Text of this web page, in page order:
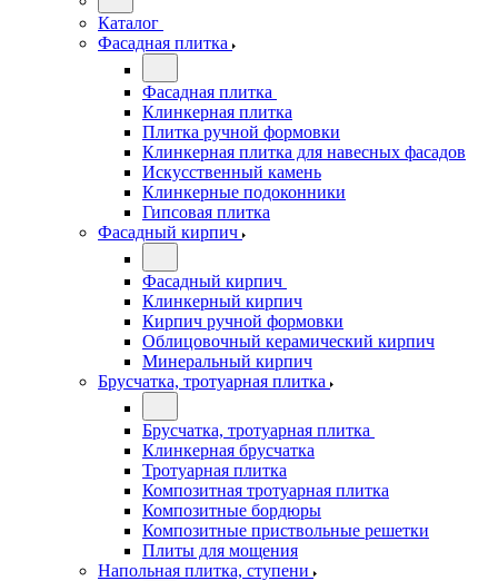
Каталог
Фасадная плитка
Фасадная плитка
Клинкерная плитка
Плитка ручной формовки
Клинкерная плитка для навесных фасадов
Искусственный камень
Клинкерные подоконники
Гипсовая плитка
Фасадный кирпич
Фасадный кирпич
Клинкерный кирпич
Кирпич ручной формовки
Облицовочный керамический кирпич
Минеральный кирпич
Брусчатка, тротуарная плитка
Брусчатка, тротуарная плитка
Клинкерная брусчатка
Тротуарная плитка
Композитная тротуарная плитка
Композитные бордюры
Композитные приствольные решетки
Плиты для мощения
Напольная плитка, ступени